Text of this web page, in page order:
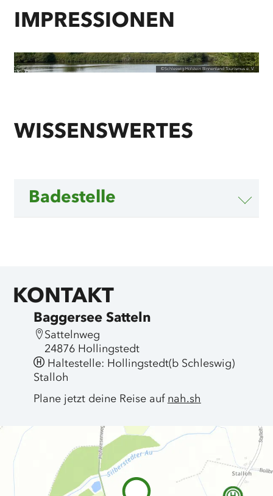
IMPRESSIONEN
©Schleswig-Holstein Binnenland Tourismus e. V.
WISSENSWERTES
Badestelle
KONTAKT
Baggersee Satteln
Sattelnweg
24876 Hollingstedt
Haltestelle: Hollingstedt(b Schleswig)
Stalloh
Plane jetzt deine Reise auf nah.sh